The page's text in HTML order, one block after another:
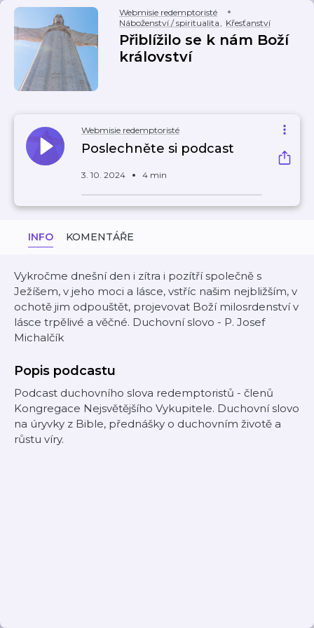
Webmisie redemptoristé
Náboženství / spiritualita, Křesťanství
Přiblížilo se k nám Boží
království
Webmisie redemptoristé
Poslechněte si podcast
3. 10. 2024 4 min
INFO KOMENTÁŘE
Vykročme dnešní den i zítra i pozítří společně s
Ježíšem, v jeho moci a lásce, vstříc našim nejbližším, v
ochotě jim odpouštět, projevovat Boží milosrdenství v
lásce trpělivé a věčné. Duchovní slovo - P. Josef
Michalčík
Popis podcastu
Podcast duchovního slova redemptoristů - členů
Kongregace Nejsvětějšího Vykupitele. Duchovní slovo
na úryvky z Bible, přednášky o duchovním životě a
růstu víry.